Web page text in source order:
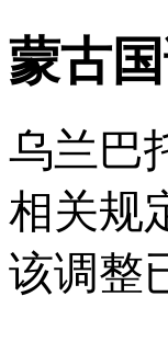
蒙古
乌兰巴
相关规
该调整